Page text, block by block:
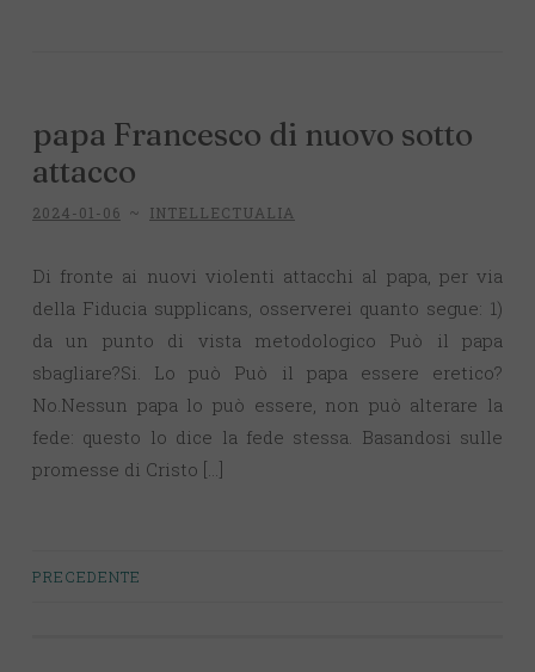
papa Francesco di nuovo sotto
attacco
2024-01-06 ~ INTELLECTUALIA
Di fronte ai nuovi violenti attacchi al papa, per via
della Fiducia supplicans, osserverei quanto segue: 1)
da un punto di vista metodologico Può il papa
sbagliare?Si. Lo può Può il papa essere eretico?
No.Nessun papa lo può essere, non può alterare la
fede: questo lo dice la fede stessa. Basandosi sulle
promesse di Cristo […]
Navigazione
PRECEDENTE